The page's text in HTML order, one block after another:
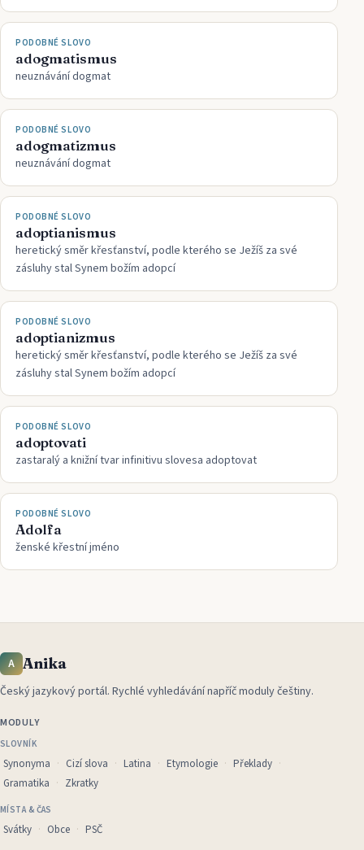
PODOBNÉ SLOVO
adogmatismus
neuznávání dogmat
PODOBNÉ SLOVO
adogmatizmus
neuznávání dogmat
PODOBNÉ SLOVO
adoptianismus
heretický směr křesťanství, podle kterého se Ježíš za své
zásluhy stal Synem božím adopcí
PODOBNÉ SLOVO
adoptianizmus
heretický směr křesťanství, podle kterého se Ježíš za své
zásluhy stal Synem božím adopcí
PODOBNÉ SLOVO
adoptovati
zastaralý a knižní tvar infinitivu slovesa adoptovat
PODOBNÉ SLOVO
Adolfa
ženské křestní jméno
A Anika
Český jazykový portál. Rychlé vyhledávání napříč moduly češtiny.
MODULY
SLOVNÍK
Synonyma Cizí slova Latina Etymologie
Překlady
Gramatika
Zkratky
MÍSTA & ČAS
Svátky Obce PSČ